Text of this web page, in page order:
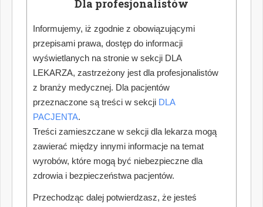
Dla profesjonalistów
Informujemy, iż zgodnie z obowiązującymi
przepisami prawa, dostęp do informacji
wyświetlanych na stronie w sekcji DLA
LEKARZA, zastrzeżony jest dla profesjonalistów
z branży medycznej. Dla pacjentów
przeznaczone są treści w sekcji DLA
PACJENTA.
Treści zamieszczane w sekcji dla lekarza mogą
zawierać między innymi informacje na temat
wyrobów, które mogą być niebezpieczne dla
zdrowia i bezpieczeństwa pacjentów.
Przechodząc dalej potwierdzasz, że jesteś